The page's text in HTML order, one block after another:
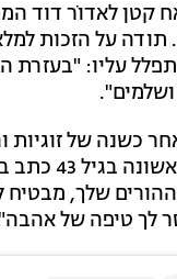
אח קטן לאדוֺר דוד
על הזכות
עליו: "בעזרת
ושלמים".
כהן
שלך,
לך טיפה של